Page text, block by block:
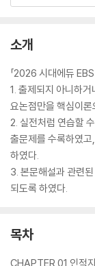
소개
「2026 시대에듀
1. 출제되지 아니하
요논점만을 핵심이
2. 실전처럼 연습할
출문제를 수록하였
하였다.
3. 본문해설과 관련
되도록 하였다.
목차
CHAPTER 01 인적